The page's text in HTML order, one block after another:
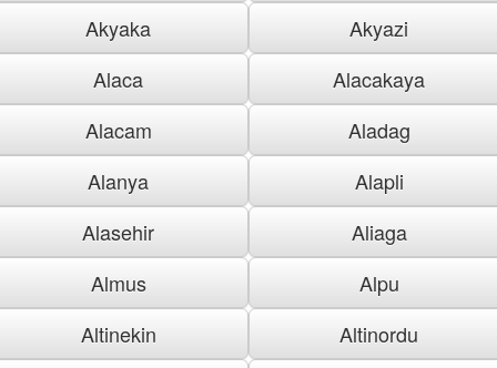
Akyaka
Akyazi
Alaca
Alacakaya
Alacam
Aladag
Alanya
Alapli
Alasehir
Aliaga
Almus
Alpu
Altinekin
Altinordu